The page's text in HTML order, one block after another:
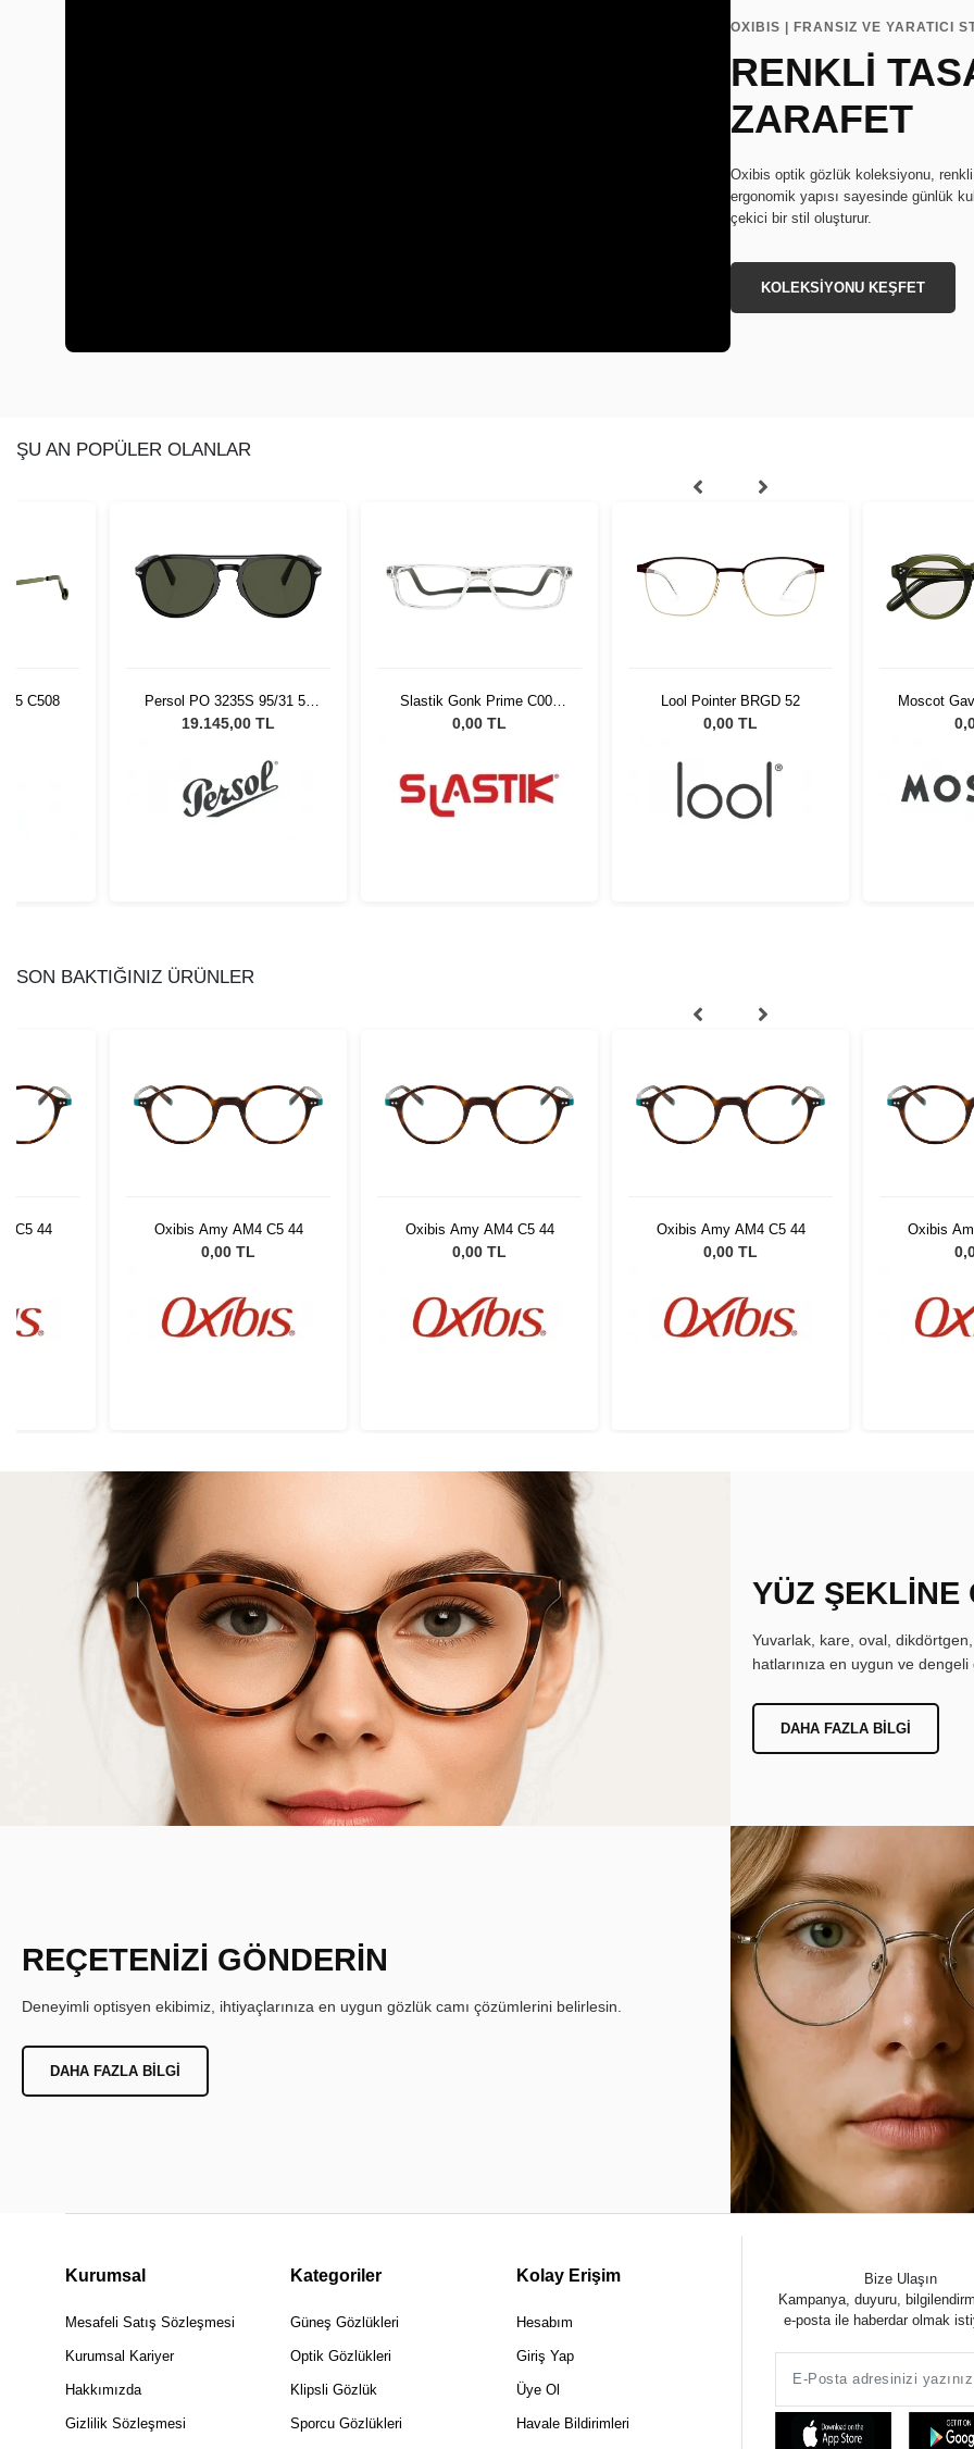
OXIBIS | FRANSIZ VE YARATICI
RENKLİ
ZARAFET
Oxibis optik gözlük koleksiyonu, renkli
ergonomik yapısı sayesinde günlük
çekici bir stil oluşturur.
KOLEKSİYONU KEŞFET
ŞU AN POPÜLER OLANLAR
C508
Persol PO 3235S 95/31 55
Unisex Güneş Gözlüğü
19.145,00 TL
Slastik Gonk Prime C006
Opt
0,00 TL
Lool Pointer BRGD 52
0,00 TL
Moscot
45
SON BAKTIĞINIZ ÜRÜNLER
C5 44 Oxibis Amy AM4 C5 44
0,00 TL
Oxibis Amy AM4 C5 44
0,00 TL
Oxibis Amy AM4 C5 44
0,00 TL
Oxibis
YÜZ ŞEKLİNE
Yuvarlak, kare, oval,
hatlarınıza en uygun ve
DAHA FAZLA BILGI
REÇETENİZİ GÖNDERİN
Deneyimli optisyen ekibimiz, ihtiyaçlarınıza en uygun gözlük camı çözümlerini belirlesin.
DAHA FAZLA BILGI
Kurumsal
Mesafeli Satış Sözleşmesi
Kurumsal Kariyer
Hakkımızda
Gizlilik Sözleşmesi
Kategoriler
Güneş Gözlükleri
Optik Gözlükleri
Klipsli Gözlük
Sporcu Gözlükleri
Kolay Erişim
Hesabım
Giriş Yap
Üye Ol
Havale Bildirimleri
Bize Ulaşın
Kampanya, duyuru,
e-posta ile haberdar olmak